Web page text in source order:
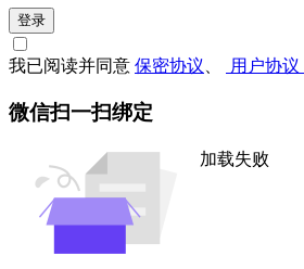
登录
我已阅读并同意 保密协议 用户协议
微信扫一扫绑定
加载失败